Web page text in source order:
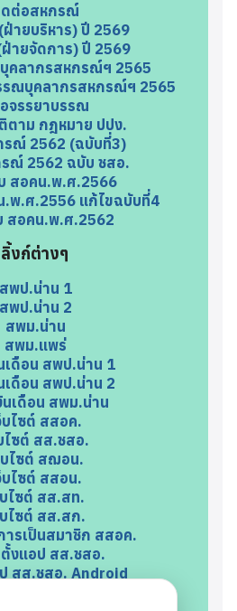
ต่อสหกรณ์
ายบริหาร) ปี 2569
ายจัดการ) ปี 2569
คลากรสหกรณ์ฯ 2565
รณบุคลากรสหกรณ์ฯ 2565
จรรยาบรรณ
ตาม กฎหมาย ปปง.
ณ์ 2562 (ฉบับที่3)
ณ์ 2562 ฉบับ ชสอ.
สอคน.พ.ศ.2566
.พ.ศ.2556 แก้ไขฉบับที่4
สอคน.พ.ศ.2562
ลิ้งก์ต่างๆ
สพป.น่าน 1
สพป.น่าน 2
สพม.น่าน
สพม.แพร่
เดือน สพป.น่าน 1
เดือน สพป.น่าน 2
นเดือน สพม.น่าน
บไซต์ สสอค.
ไซต์ สส.ชสอ.
บไซต์ สฌอน.
บไซต์ สสอน.
บไซต์ สส.สท.
บไซต์ สส.สก.
ารเป็นสมาชิก สสอค.
งแอป สส.ชสอ.
สส.ชสอ. Android